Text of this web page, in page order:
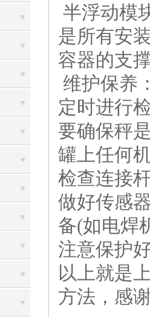
半浮动模
是所有安
容器的支
维护保养
定时进行
要确保秤
罐上任何
检查连接
做好传感
备(如电焊
注意保护
以上就是
方法，感